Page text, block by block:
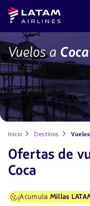
Saltar
menú.
Saltar al
contenido
principal.
Navegación
secciones
de
usuario.
Latam
Airlines
UIO-
OCCVuelos a Coca
Inicio Destinos
Ofertas de
Coca
¡Acumula Millas